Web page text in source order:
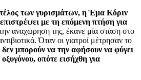
των γυρισμάτων, η Έμα Κόριν
με τη επόμενη πτήση για
αναχώρηση της, έκανε μία στάση στο
Όταν οι γιατροί μέτρησαν το
δεν μπορούν να την αφήσουν να φύγει
οπότε εισήχθη για